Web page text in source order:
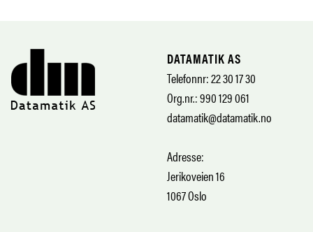
DATAMATIK AS
Telefonnr: 22 30 17 30
Org.nr.: 990 129 061
datamatik@datamatik.no
Adresse:
Jerikoveien 16
1067 Oslo